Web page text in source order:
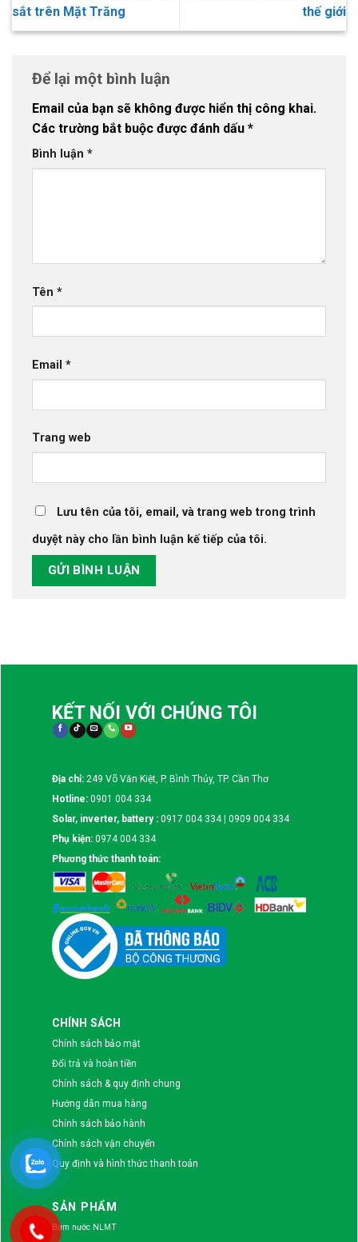
sắt trên Mặt Trăng
thế giới
Để lại một bình luận
Email của bạn sẽ không được hiển thị công khai.
Các trường bắt buộc được đánh dấu *
Bình luận *
Tên *
Email *
Trang web
Lưu tên của tôi, email, và trang web trong trình
duyệt này cho lần bình luận kế tiếp của tôi.
KẾT NỐI VỚI CHÚNG TÔI
Địa chỉ: 249 Võ Văn Kiệt, P. Bình Thủy, TP. Cần Thơ
Hotline: 0901 004 334
Solar, inverter, battery : 0917 004 334 | 0909 004 334
Phụ kiện: 0974 004 334
Phương thức thanh toán:
CHÍNH SÁCH
Chính sách bảo mật
Đổi trả và hoàn tiền
Chính sách & quy định chung
Hướng dẫn mua hàng
Chính sách bảo hành
Chính sách vận chuyển
Quy định và hình thức thanh toán
SẢN PHẨM
Bơm nước NLMT